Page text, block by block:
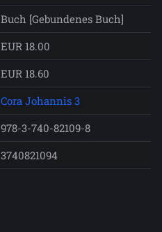
Buch [Gebundenes Buch]
EUR 18.00
EUR 18.60
Cora Johannis 3
978-3-740-82109-8
3740821094